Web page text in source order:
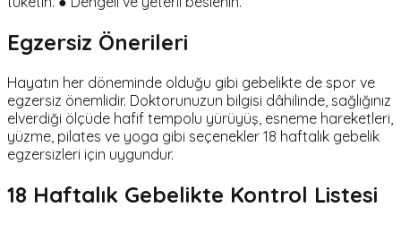
Egzersiz Önerileri
Hayatın her döneminde olduğu gibi gebelikte de spor ve
egzersiz önemlidir. Doktorunuzun bilgisi dâhilinde, sağlığınız
elverdiği ölçüde hafif tempolu yürüyüş, esneme hareketleri,
yüzme, pilates ve yoga gibi seçenekler 18 haftalık gebelik
egzersizleri için uygundur.
18 Haftalık Gebelikte Kontrol Listesi